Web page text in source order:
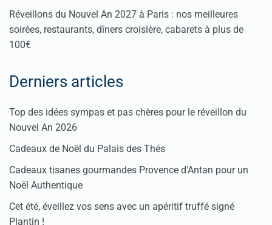
Réveillons du Nouvel An 2027 à Paris : nos meilleures
soirées, restaurants, dîners croisière, cabarets à plus de
100€
Derniers articles
Top des idées sympas et pas chères pour le réveillon du
Nouvel An 2026
Cadeaux de Noël du Palais des Thés
Cadeaux tisanes gourmandes Provence d'Antan pour un
Noël Authentique
Cet été, éveillez vos sens avec un apéritif truffé signé
Plantin !